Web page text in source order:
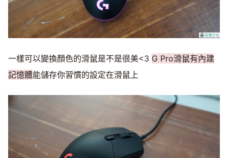
一樣可以變換顏色的滑鼠是不是很美<3 G Pro滑鼠有內建
記憶體能儲存你習慣的設定在滑鼠上